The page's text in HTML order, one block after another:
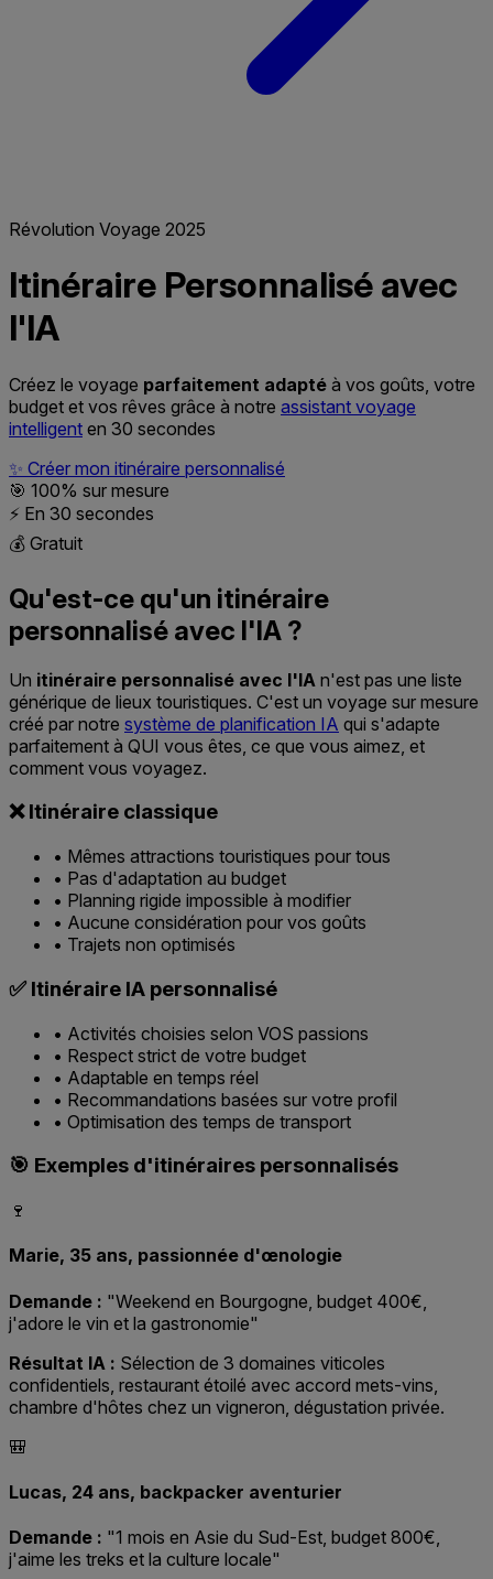
Révolution Voyage 2025
Itinéraire Personnalisé avec
l'IA
Créez le voyage parfaitement adapté à vos goûts, votre
budget et vos rêves grâce à notre assistant voyage
intelligent en 30 secondes
✨ Créer mon itinéraire personnalisé
🎯 100% sur mesure
⚡ En 30 secondes
💰 Gratuit
Qu'est-ce qu'un itinéraire
personnalisé avec l'IA ?
Un itinéraire personnalisé avec l'IA n'est pas une liste
générique de lieux touristiques. C'est un voyage sur mesure
créé par notre système de planification IA qui s'adapte
parfaitement à QUI vous êtes, ce que vous aimez, et
comment vous voyagez.
❌ Itinéraire classique
• Mêmes attractions touristiques pour tous
• Pas d'adaptation au budget
• Planning rigide impossible à modifier
• Aucune considération pour vos goûts
• Trajets non optimisés
✅ Itinéraire IA personnalisé
• Activités choisies selon VOS passions
• Respect strict de votre budget
• Adaptable en temps réel
• Recommandations basées sur votre profil
• Optimisation des temps de transport
🎯 Exemples d'itinéraires personnalisés
🍷
Marie, 35 ans, passionnée d'œnologie
Demande : "Weekend en Bourgogne, budget 400€,
j'adore le vin et la gastronomie"
Résultat IA : Sélection de 3 domaines viticoles
confidentiels, restaurant étoilé avec accord mets-vins,
chambre d'hôtes chez un vigneron, dégustation privée.
🎒
Lucas, 24 ans, backpacker aventurier
Demande : "1 mois en Asie du Sud-Est, budget 800€,
j'aime les treks et la culture locale"